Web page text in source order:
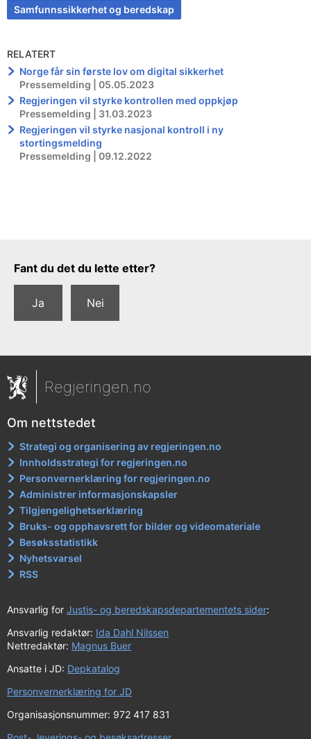
Samfunnssikkerhet og beredskap
RELATERT
Norge får sin første lov om digital sikkerhet
Pressemelding | 05.05.2023
Regjeringen vil styrke kontrollen med oppkjøp
Pressemelding | 31.03.2023
Regjeringen vil styrke nasjonal kontroll i ny
stortingsmelding
Pressemelding | 09.12.2022
Tilbakemeldingsskjema
Fant du det du lette etter?
Ja Nei
Regjeringen.no
Om nettstedet
Strategi og organisering av regjeringen.no
Innholdsstrategi for regjeringen.no
Personvernerklæring for regjeringen.no
Administrer informasjonskapsler
Tilgjengelighetserklæring
Bruks- og opphavsrett for bilder og videomateriale
Besøksstatistikk
Nyhetsvarsel
RSS
Ansvarlig for Justis- og beredskapsdepartementets sider:
Ansvarlig redaktør: Ida Dahl Nilssen
Nettredaktør: Magnus Buer
Ansatte i JD: Depkatalog
Personvernerklæring for JD
Organisasjonsnummer: 972 417 831